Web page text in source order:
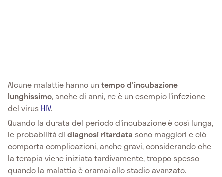
Alcune malattie hanno untempo d'incubazione
lunghissimo, anche di anni, ne è un esempio l'infezione
del virus HIV.
Quando la durata del periodo d'incubazione è così lunga,
le probabilità di diagnosi ritardata sono maggiori e ciò
comporta complicazioni, anche gravi, considerando che
la terapia viene iniziata tardivamente, troppo spesso
quando la malattia è oramai allo stadio avanzato.